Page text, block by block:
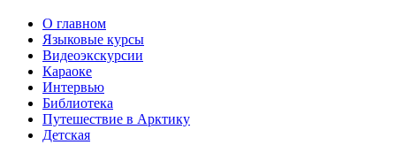
О главном
Языковые курсы
Видеоэкскурсии
Караоке
Интервью
Библиотека
Путешествие в Арктику
Детская